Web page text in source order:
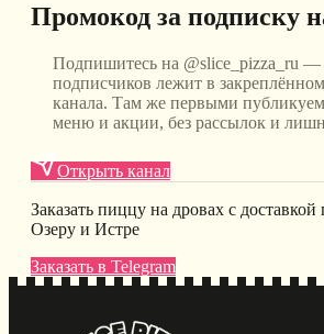
Промокод за подписку
Подпишитесь на @slice_pizza_ru —
подписчиков лежит в
канала. Там же первыми
меню и акции, без рассылок и
Открыть канал
Заказать пиццу на дровах с
Озеру и Истре
Заказать в Telegram